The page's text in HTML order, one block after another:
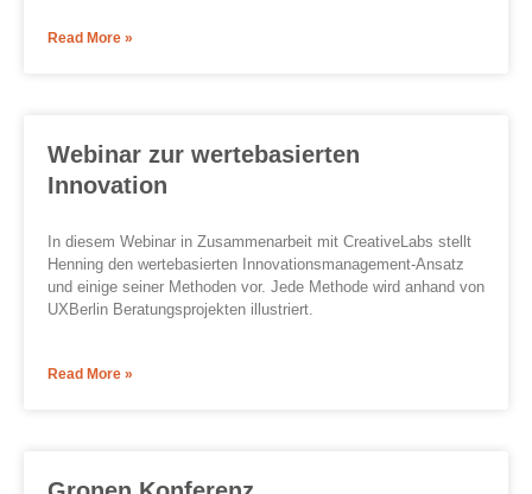
Read More »
Webinar zur wertebasierten
Innovation
In diesem Webinar in Zusammenarbeit mit CreativeLabs stellt
Henning den wertebasierten Innovationsmanagement-Ansatz
und einige seiner Methoden vor. Jede Methode wird anhand von
UXBerlin Beratungsprojekten illustriert.
Read More »